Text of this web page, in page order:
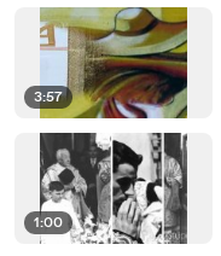
3:57
1:00